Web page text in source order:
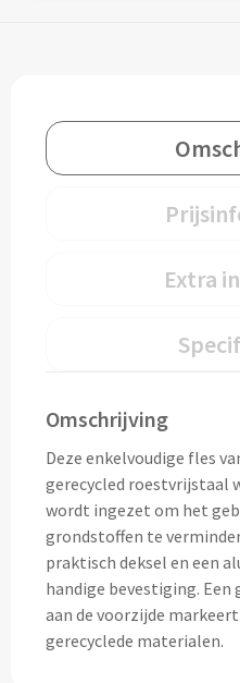
Snoep bedrukken
Chocolade & Bonbons
Koeken & Chips
Koekjes bedrukken
Brievenbus taarten
Chips & Nootjes bedrukken
Pepernoten & Strooigoed
Extra
Omschrijving
Deze enkelvoudige fles
gerecycled roestvrijstaal
wordt ingezet om het
grondstoffen te
praktisch deksel en een
handige bevestiging.
aan de voorzijde
gerecyclede materialen.